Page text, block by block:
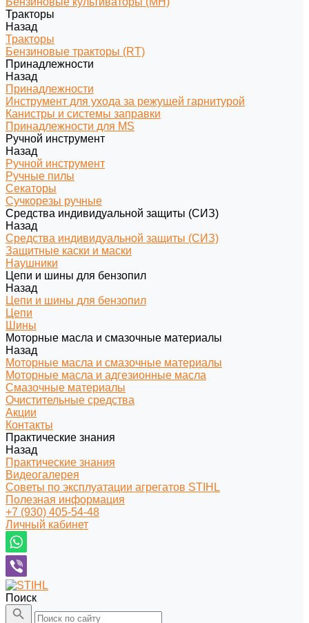
Тракторы
Назад
Тракторы
Бензиновые тракторы (RT)
Принадлежности
Назад
Принадлежности
Инструмент для ухода за режущей гарнитурой
Канистры и системы заправки
Принадлежности для MS
Ручной инструмент
Назад
Ручной инструмент
Ручные пилы
Секаторы
Сучкорезы ручные
Средства индивидуальной защиты (СИЗ)
Назад
Средства индивидуальной защиты (СИЗ)
Защитные каски и маски
Наушники
Цепи и шины для бензопил
Назад
Цепи и шины для бензопил
Цепи
Шины
Моторные масла и смазочные материалы
Назад
Моторные масла и смазочные материалы
Моторные масла и адгезионные масла
Смазочные материалы
Очистительные средства
Акции
Контакты
Практические знания
Назад
Практические знания
Видеогалерея
Советы по эксплуатации агрегатов STIHL
Полезная информация
+7 (930) 405-54-48
Личный кабинет
Поиск